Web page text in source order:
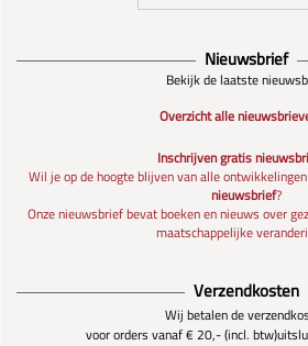
Nieuwsbrief
Bekijk de laatste
Overzicht alle
Inschrijven gratis
Wil je op de hoogte blijven van alle
nieuwsbrief?
Onze nieuwsbrief bevat boeken en nieuws over
maatschappelijke
Verzendkosten
Wij betalen de
voor orders vanaf € 20,- (incl. btw)